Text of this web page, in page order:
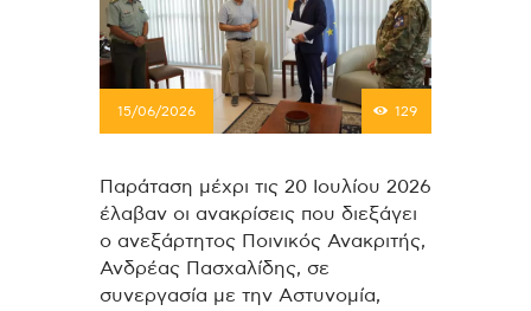
15/06/2026 129
Παράταση μέχρι τις 20 Ιουλίου 2026
έλαβαν οι ανακρίσεις που διεξάγει
ο ανεξάρτητος Ποινικός Ανακριτής,
Ανδρέας Πασχαλίδης, σε
συνεργασία με την Αστυνομία,